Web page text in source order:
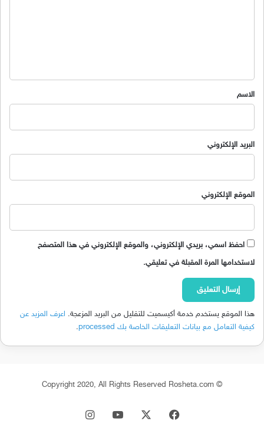
*
الاسم
البريد الإلكتروني
الموقع الإلكتروني
احفظ اسمي، بريدي الإلكتروني، والموقع الإلكتروني في هذا المتصفح
لاستخدامها المرة المقبلة في تعليقي.
هذا الموقع يستخدم خدمة أكيسميت للتقليل من البريد المزعجة. اعرف المزيد عن
كيفية التعامل مع بيانات التعليقات الخاصة بك processed
.
© Copyright 2020, All Rights Reserved Rosheta.com
فيسبوك ‫YouTubeانستقرام